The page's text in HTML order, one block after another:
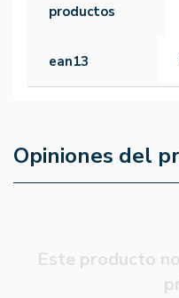
productos
ean13
Opiniones del
Este producto